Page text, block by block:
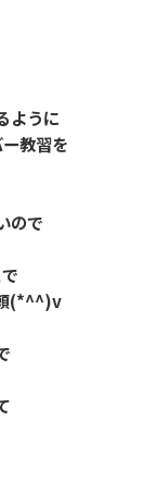
ように
教習を
ので
(*^^)v